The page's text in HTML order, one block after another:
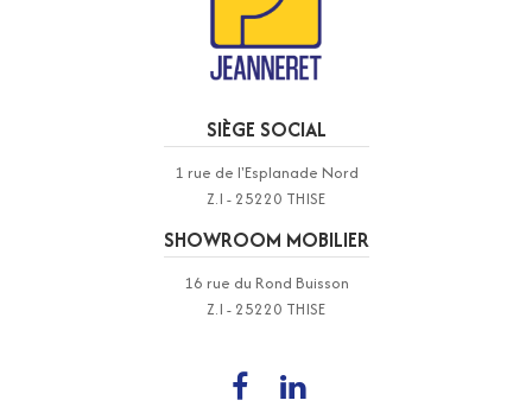
SIÈGE SOCIAL
1 rue de l'Esplanade Nord
Z.I - 25220 THISE
SHOWROOM MOBILIER
16 rue du Rond Buisson
Z.I - 25220 THISE